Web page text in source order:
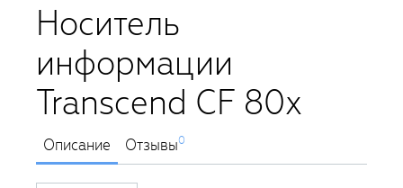
Носитель
информации
Transcend CF 80x
Описание Отзывы0